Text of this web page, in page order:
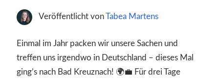
Veröffentlicht von Tabea Martens
Einmal im Jahr packen wir unsere Sachen und
treffen uns irgendwo in Deutschland – dieses Mal
ging’s nach Bad Kreuznach! 🌍💼 Für drei Tage